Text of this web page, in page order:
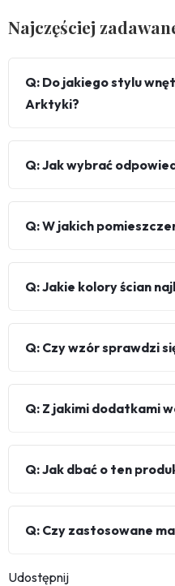
Najczęściej
Q: Do jakiego stylu
Arktyki?
Q: Jak wybrać
Q: W jakich
Q: Jakie kolory ścian
Q: Czy wzór sprawdzi
Q: Z jakimi dodatkami
Q: Jak dbać o ten
Q: Czy zastosowane
Udostępnij